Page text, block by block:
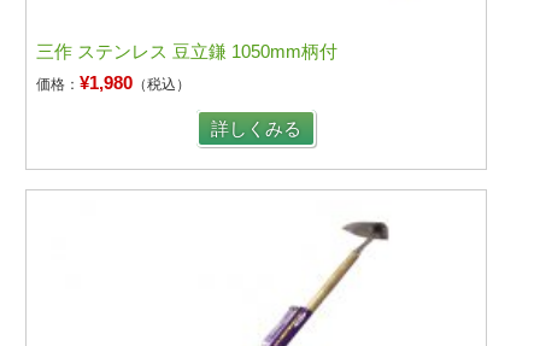
三作 ステンレス 豆立鎌 1050mm柄付
価格：¥1,980 （税込）
詳しくみる